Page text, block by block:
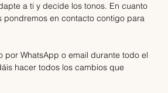
a ti y decide los tonos. En cuanto
pondremos en contacto contigo para
por WhatsApp o email durante todo el
hacer todos los cambios que